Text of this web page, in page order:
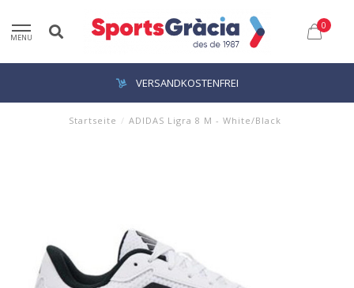
MENU
0
VERSANDKOSTENFREI
Startseite / ADIDAS Ligra 8 M - White/Black